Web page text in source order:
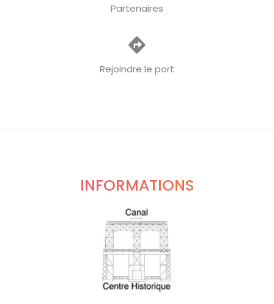
Partenaires
Rejoindre le port
INFORMATIONS